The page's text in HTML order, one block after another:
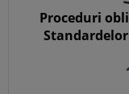
Proceduri